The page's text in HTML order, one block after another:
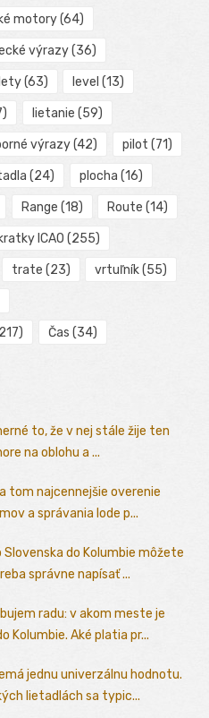
motory(64)
výrazy(36)
lety(63) level (13)
lietanie (59)
výrazy(42) pilot (71)
(24) plocha (16)
Range (18) Route (14)
ICAO (255)
trate (23) vrtuľník(55)
Čas (34)
to, že v nej stále žije ten
na oblohu a ...
tom najcennejšie overenie
a správania lode p...
Slovenska do Kolumbie môžete
správne napísať ...
radu: v akom meste je
Kolumbie. Aké platia pr...
jednu univerzálnu hodnotu.
lietadlách sa typic...